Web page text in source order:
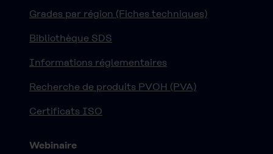
Grades par région (Fiches techniques)
Bibliothèque SDS
Informations réglementaires
Recherche de produits PVOH (PVA)
Certificats ISO
Webinaire